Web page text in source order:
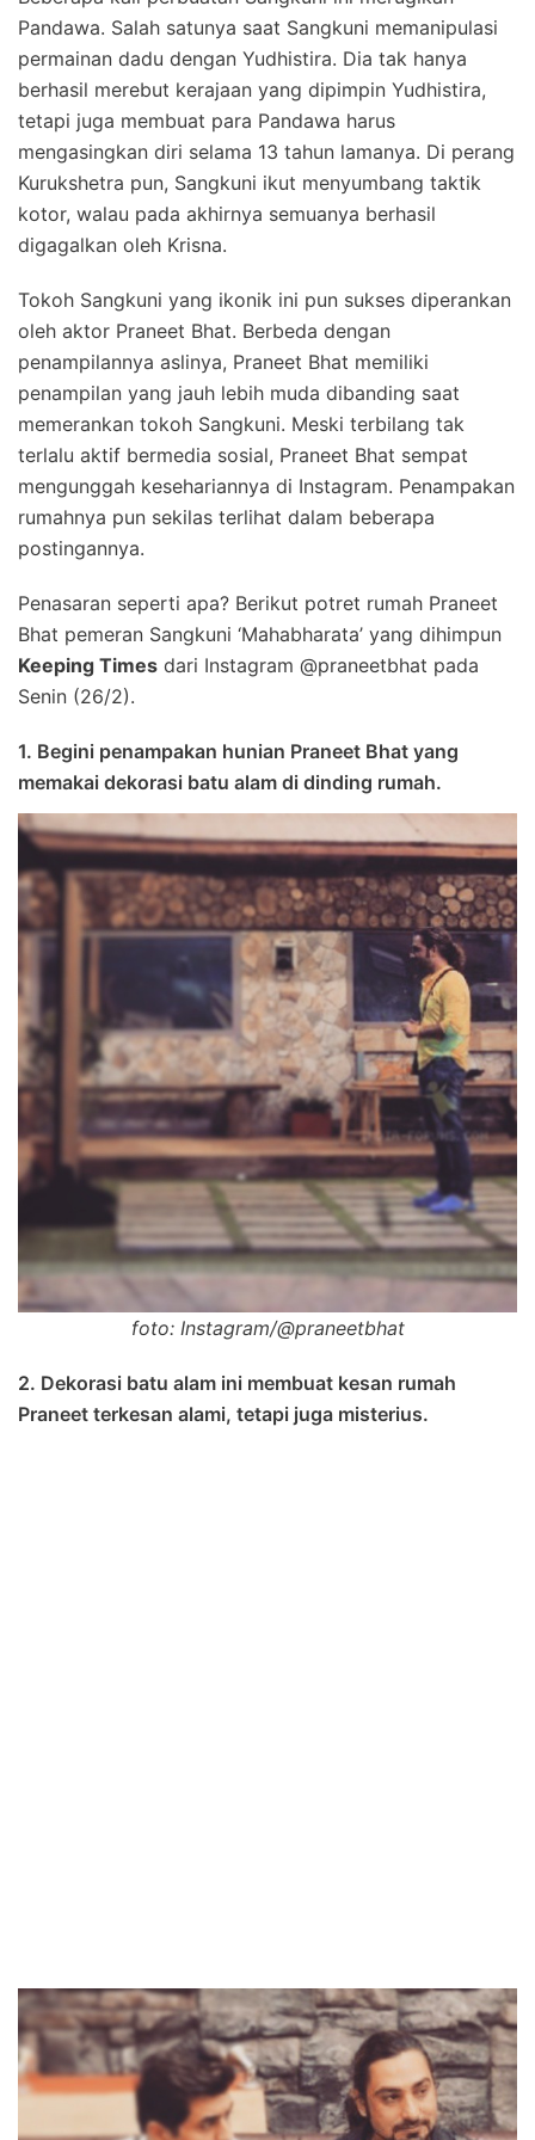
Pandawa. Salah satunya saat Sangkuni memanipulasi
permainan dadu dengan Yudhistira. Dia tak hanya
berhasil merebut kerajaan yang dipimpin Yudhistira,
tetapi juga membuat para Pandawa harus
mengasingkan diri selama 13 tahun lamanya. Di perang
Kurukshetra pun, Sangkuni ikut menyumbang taktik
kotor, walau pada akhirnya semuanya berhasil
digagalkan oleh Krisna.
Tokoh Sangkuni yang ikonik ini pun sukses diperankan
oleh aktor Praneet Bhat. Berbeda dengan
penampilannya aslinya, Praneet Bhat memiliki
penampilan yang jauh lebih muda dibanding saat
memerankan tokoh Sangkuni. Meski terbilang tak
terlalu aktif bermedia sosial, Praneet Bhat sempat
mengunggah kesehariannya di Instagram. Penampakan
rumahnya pun sekilas terlihat dalam beberapa
postingannya.
Penasaran seperti apa? Berikut potret rumah Praneet
Bhat pemeran Sangkuni ‘Mahabharata’ yang dihimpun
Keeping Times dari Instagram @praneetbhat pada
Senin (26/2).
1. Begini penampakan hunian Praneet Bhat yang
memakai dekorasi batu alam di dinding rumah.
foto: Instagram/@praneetbhat
2. Dekorasi batu alam ini membuat kesan rumah
Praneet terkesan alami, tetapi juga misterius.